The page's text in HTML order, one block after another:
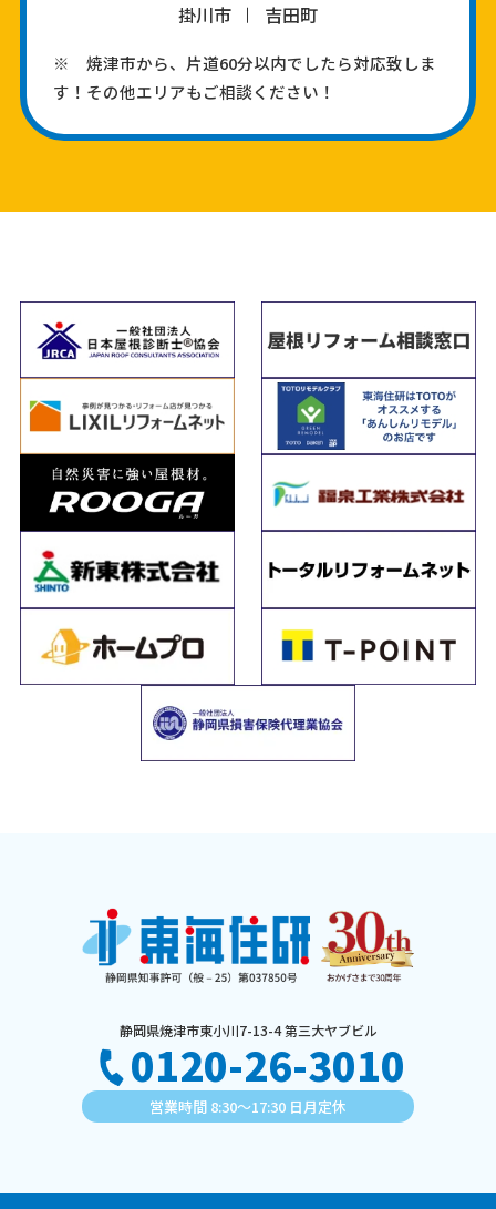
掛川市
吉田町
※ 焼津市から、片道60分以内でしたら対応致しま
す！その他エリアもご相談ください！
静岡県焼津市東小川7-13-4 第三大ヤブビル
0120-26-3010
営業時間 8:30〜17:30 日月定休